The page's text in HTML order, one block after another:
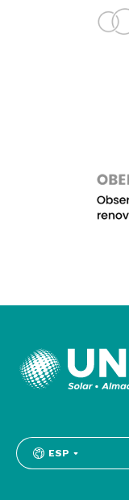
ESP